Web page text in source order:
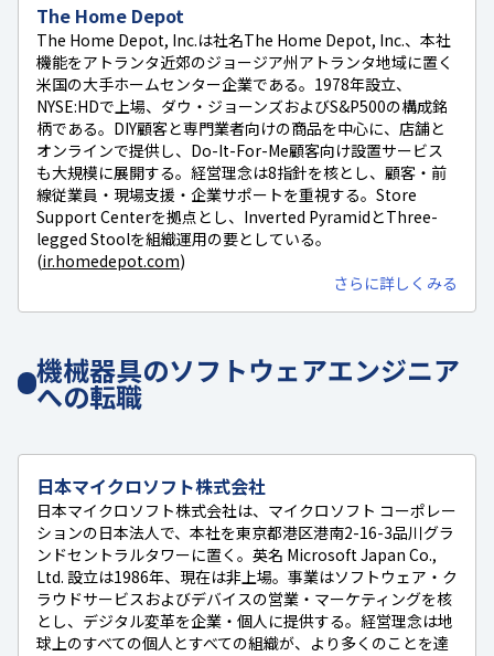
The Home Depot
The Home Depot, Inc.は社名The Home Depot, Inc.、本社
機能をアトランタ近郊のジョージア州アトランタ地域に置く
米国の大手ホームセンター企業である。1978年設立、
NYSE:HDで上場、ダウ・ジョーンズおよびS&P500の構成銘
柄である。DIY顧客と専門業者向けの商品を中心に、店舗と
オンラインで提供し、Do-It-For-Me顧客向け設置サービス
も大規模に展開する。経営理念は8指針を核とし、顧客・前
線従業員・現場支援・企業サポートを重視する。Store
Support Centerを拠点とし、Inverted PyramidとThree-
legged Stoolを組織運用の要としている。
(ir.homedepot.com)
さらに詳しくみる
機械器具のソフトウェアエンジニア
への転職
日本マイクロソフト株式会社
日本マイクロソフト株式会社は、マイクロソフト コーポレー
ションの日本法人で、本社を東京都港区港南2-16-3品川グラ
ンドセントラルタワーに置く。英名 Microsoft Japan Co.,
Ltd. 設立は1986年、現在は非上場。事業はソフトウェア・ク
ラウドサービスおよびデバイスの営業・マーケティングを核
とし、デジタル変革を企業・個人に提供する。経営理念は地
球上のすべての個人とすべての組織が、より多くのことを達